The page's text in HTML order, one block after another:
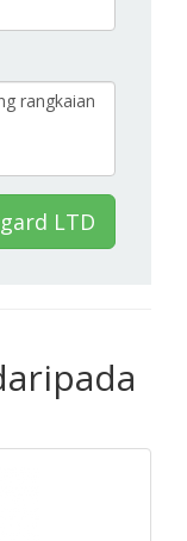
LTD